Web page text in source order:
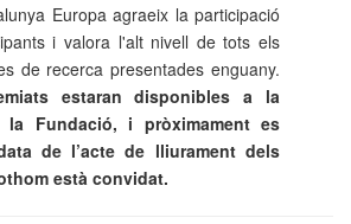
Europa agraeix la participació
i valora l'alt nivell de tots els
de recerca presentades enguany.
estaran disponibles a la
Fundació, i pròximament es
de l’acte de lliurament dels
està convidat.